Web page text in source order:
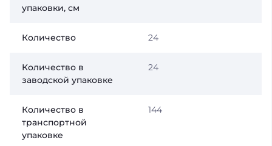
упаковки, см
Количество 24
Количество в
заводской упаковке
24
Количество в
транспортной
упаковке
144